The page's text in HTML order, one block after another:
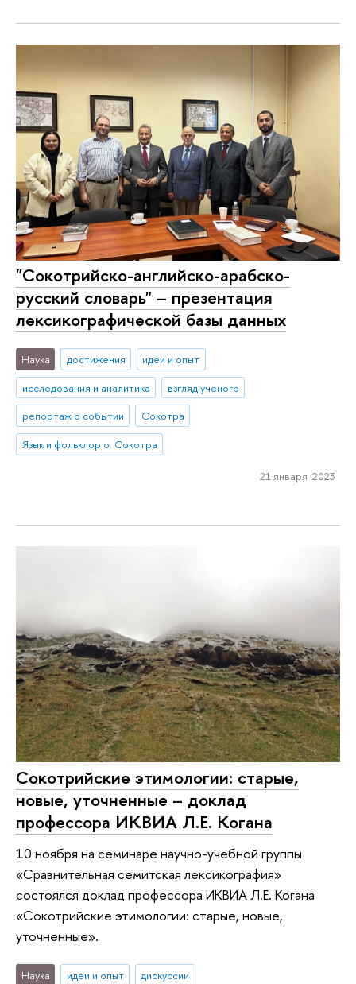
"Сокотрийско-английско-арабско-
русский словарь" – презентация
лексикографической базы данных
Наука достижения
идеи и опыт
исследования и аналитика
взгляд ученого
репортаж о событии
Сокотра
Язык и фольклор о. Сокотра
21 января 2023
Сокотрийские этимологии: старые,
новые, уточненные – доклад
профессора ИКВИА Л.Е. Когана
10 ноября на семинаре научно-учебной группы
«Сравнительная семитская лексикография»
состоялся доклад профессора ИКВИА Л.Е. Когана
«Сокотрийские этимологии: старые, новые,
уточненные».
Наука идеи и опыт дискуссии